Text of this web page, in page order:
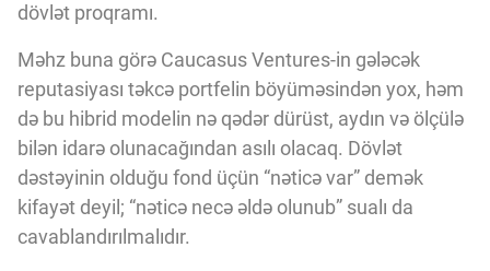
dövlət proqramı.
Məhz buna görə Caucasus Ventures-in gələcək
reputasiyası təkcə portfelin böyüməsindən yox, həm
də bu hibrid modelin nə qədər dürüst, aydın və ölçülə
bilən idarə olunacağından asılı olacaq. Dövlət
dəstəyinin olduğu fond üçün “nəticə var” demək
kifayət deyil; “nəticə necə əldə olunub” sualı da
cavablandırılmalıdır.